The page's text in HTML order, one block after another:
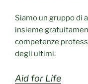
Siamo un gruppo di
insieme
competenze
degli ultimi.
Aid for Life